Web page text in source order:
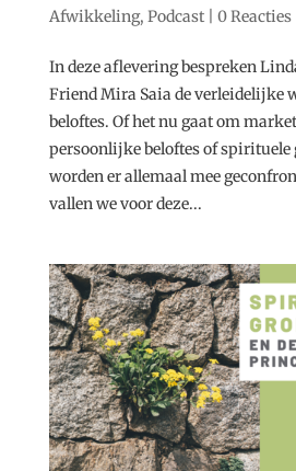
Afwikkeling, Podcast| 0 Reacties
In deze aflevering bespreken
Friend Mira Saia de verleidelijke
beloftes. Of het nu gaat om
persoonlijke beloftes of spirituele
worden er allemaal mee
vallen we voor deze...